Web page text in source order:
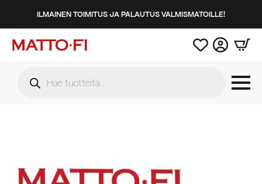
ILMAINEN TOIMITUS JA PALAUTUS VALMISMATOILLE!
search